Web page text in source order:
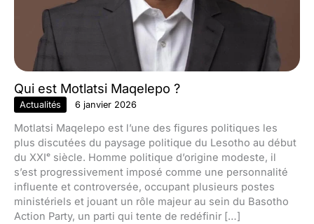
Qui est Motlatsi Maqelepo ?
Actualités 6 janvier 2026
Motlatsi Maqelepo est l’une des figures politiques les
plus discutées du paysage politique du Lesotho au début
du XXIᵉ siècle. Homme politique d’origine modeste, il
s’est progressivement imposé comme une personnalité
influente et controversée, occupant plusieurs postes
ministériels et jouant un rôle majeur au sein du Basotho
Action Party, un parti qui tente de redéfinir […]